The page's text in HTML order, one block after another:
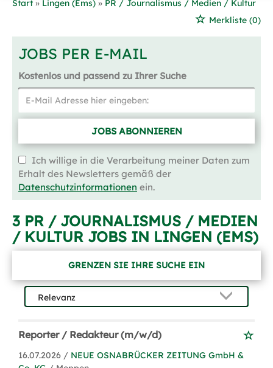
Start
Lingen (Ems)
PR / Journalismus / Medien / Kultur
Merkliste (0)
JOBS PER E-MAIL
Kostenlos und passend zu Ihrer Suche
JOBS ABONNIEREN
Ich willige in die Verarbeitung meiner Daten zum
Erhalt des Newsletters gemäß der
Datenschutzinformationen ein.
3 PR / JOURNALISMUS / MEDIEN
/ KULTUR JOBS IN LINGEN (EMS)
GRENZEN SIE IHRE SUCHE EIN
Reporter / Redakteur (m/w/d)
16.07.2026 / NEUE OSNABRÜCKER ZEITUNG GmbH &